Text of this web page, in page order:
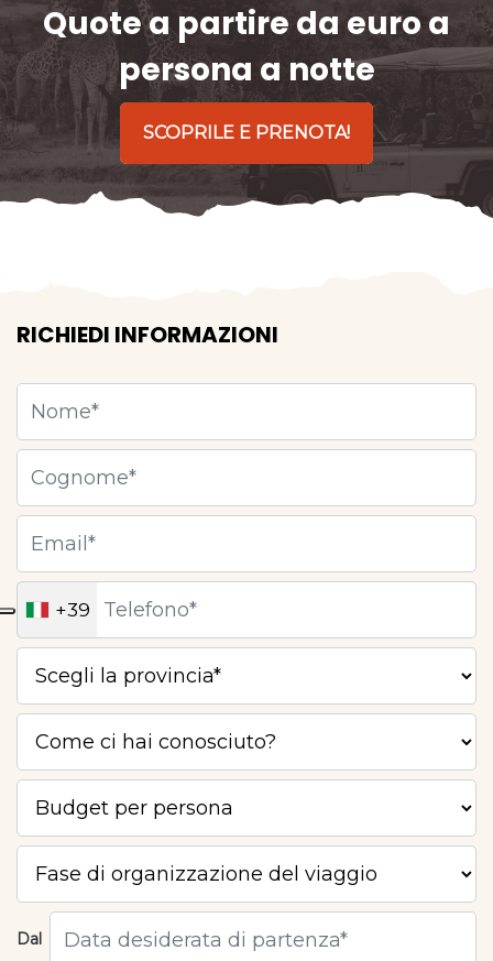
Quote a partire da euro a
persona a notte
SCOPRILE E PRENOTA!
RICHIEDI INFORMAZIONI
+39
Dal